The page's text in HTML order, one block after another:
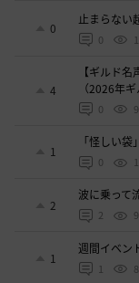
0
止まらない
0
4
【ギルド
（2026年
0
1
「怪しい袋」
0
2
波に乗って
2
1
週間イベン
1